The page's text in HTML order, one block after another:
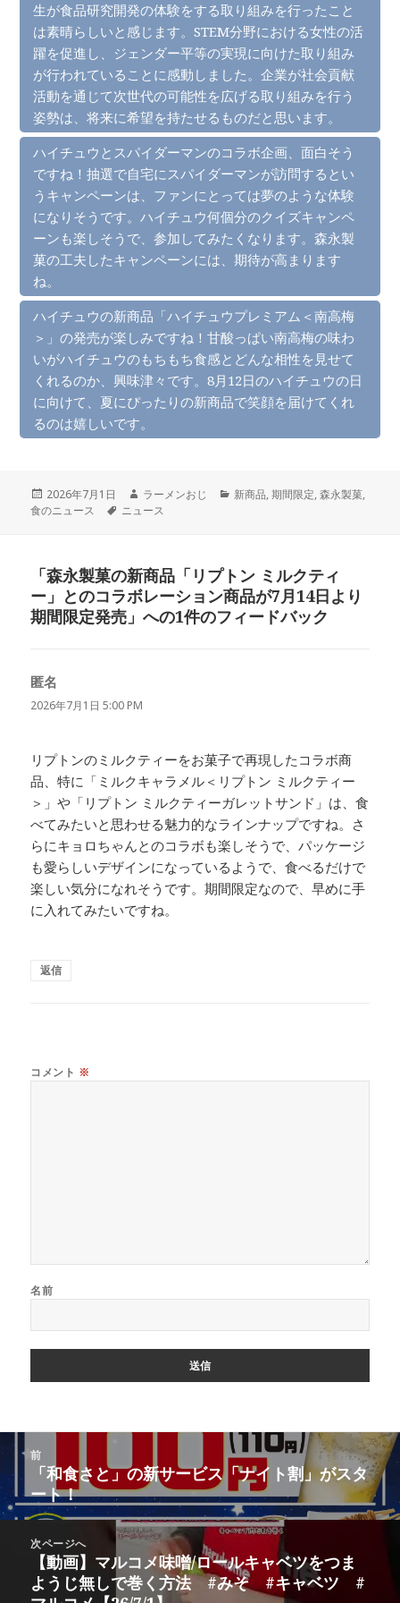
生が食品研究開発の体験をする取り組みを行ったこと
は素晴らしいと感じます。STEM分野における女性の活
躍を促進し、ジェンダー平等の実現に向けた取り組み
が行われていることに感動しました。企業が社会貢献
活動を通じて次世代の可能性を広げる取り組みを行う
姿勢は、将来に希望を持たせるものだと思います。
ハイチュウとスパイダーマンのコラボ企画、面白そう
ですね！抽選で自宅にスパイダーマンが訪問するとい
うキャンペーンは、ファンにとっては夢のような体験
になりそうです。ハイチュウ何個分のクイズキャンペ
ーンも楽しそうで、参加してみたくなります。森永製
菓の工夫したキャンペーンには、期待が高まります
ね。
ハイチュウの新商品「ハイチュウプレミアム＜南高梅
＞」の発売が楽しみですね！甘酸っぱい南高梅の味わ
いがハイチュウのもちもち食感とどんな相性を見せて
くれるのか、興味津々です。8月12日のハイチュウの日
に向けて、夏にぴったりの新商品で笑顔を届けてくれ
るのは嬉しいです。
投
稿
2026年7月1日
作
成
ラーメンおじ
カ
新商品,期間限定,森永製菓,
食のニュース
タ
ニュース
「森永製菓の新商品「リプトン ミルクティ
ー」とのコラボレーション商品が7月14日より
期間限定発売」への1件のフィードバック
匿名
り:
2026年7月1日 5:00 PM
リプトンのミルクティーをお菓子で再現したコラボ商
品、特に「ミルクキャラメル＜リプトン ミルクティー
＞」や「リプトン ミルクティーガレットサンド」は、食
べてみたいと思わせる魅力的なラインナップですね。さ
らにキョロちゃんとのコラボも楽しそうで、パッケージ
も愛らしいデザインになっているようで、食べるだけで
楽しい気分になれそうです。期間限定なので、早めに手
に入れてみたいですね。
返信
コメント ※
名前
ナ
ビ
前
前
の
投
稿:
「和食さと」の新サービス「ナイト割」がスタ
ート！
次ページへ
次
の
【動画】マルコメ味噌/ロールキャベツをつま
ようじ無しで巻く方法 #みそ #キャベツ #